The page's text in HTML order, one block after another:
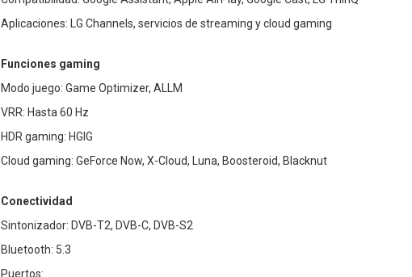
Aplicaciones: LG Channels, servicios de streaming y cloud gaming
Funciones gaming
Modo juego: Game Optimizer, ALLM
VRR: Hasta 60 Hz
HDR gaming: HGIG
Cloud gaming: GeForce Now, X-Cloud, Luna, Boosteroid, Blacknut
Conectividad
Sintonizador: DVB-T2, DVB-C, DVB-S2
Bluetooth: 5.3
Puertos: